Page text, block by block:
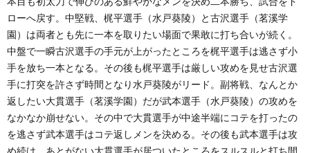
ローへ戻す。中堅戦、梶平選手（水戸葵陵）と古沢選手（茗溪学
園）は両者とも先に一本を取りたい場面で果敢に打ち合いが続く。
中盤で一瞬古沢選手の手元が上がったところを梶平選手は逃さず小
手を放ち一本となる。その後も梶平選手は厳しい攻めを見せ古沢選
手に打突を許さず時間となり水戸葵陵がリード。副将戦、なんとか
返したい大貫選手（茗溪学園）だが武本選手（水戸葵陵）の攻めを
なかなか崩せない。その中で大貫選手が中途半端にコテを打ったの
を逃さず武本選手はコテ返しメンを決める。その後も武本選手は攻
め続け、あとがない大貫選手が居ついたところをスルスルと打ち間